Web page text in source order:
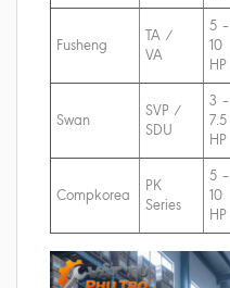
Fusheng
TA /
VA
5 –
10
HP
Swan
SVP /
SDU
3 –
7.5
HP
Compkorea
PK
Series
5 –
10
HP